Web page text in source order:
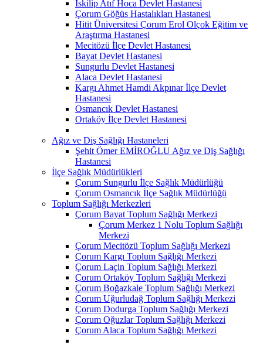
İskilip Atıf Hoca Devlet Hastanesi
Çorum Göğüs Hastalıkları Hastanesi
Hitit Üniversitesi Çorum Erol Olçok Eğitim ve
Araştırma Hastanesi
Mecitözü İlçe Devlet Hastanesi
Bayat Devlet Hastanesi
Sungurlu Devlet Hastanesi
Alaca Devlet Hastanesi
Kargı Ahmet Hamdi Akpınar İlçe Devlet
Hastanesi
Osmancık Devlet Hastanesi
Ortaköy İlçe Devlet Hastanesi
Ağız ve Diş Sağlığı Hastaneleri
Şehit Ömer EMİROĞLU Ağız ve Diş Sağlığı
Hastanesi
İlçe Sağlık Müdürlükleri
Çorum Sungurlu İlçe Sağlık Müdürlüğü
Çorum Osmancık İlçe Sağlık Müdürlüğü
Toplum Sağlığı Merkezleri
Çorum Bayat Toplum Sağlığı Merkezi
Çorum Merkez 1 Nolu Toplum Sağlığı
Merkezi
Çorum Mecitözü Toplum Sağlığı Merkezi
Çorum Kargı Toplum Sağlığı Merkezi
Çorum Laçin Toplum Sağlığı Merkezi
Çorum Ortaköy Toplum Sağlığı Merkezi
Çorum Boğazkale Toplum Sağlığı Merkezi
Çorum Uğurludağ Toplum Sağlığı Merkezi
Çorum Dodurga Toplum Sağlığı Merkezi
Çorum Oğuzlar Toplum Sağlığı Merkezi
Çorum Alaca Toplum Sağlığı Merkezi